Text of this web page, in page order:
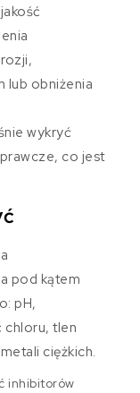
lub obniżenia
wykryć
co jest
pod kątem
pH,
chloru, tlen
ciężkich.
inhibitorów